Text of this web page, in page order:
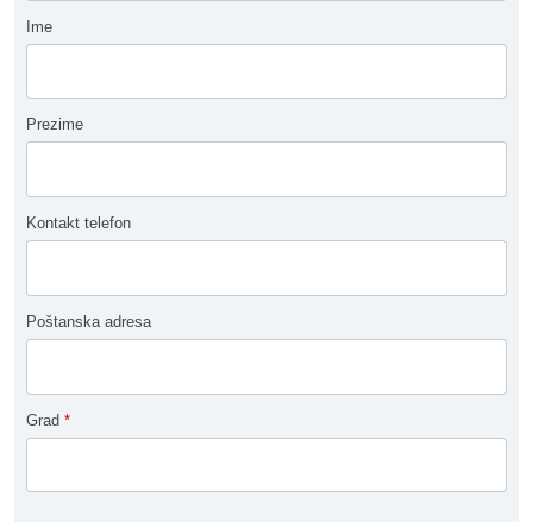
Ime
Prezime
Kontakt telefon
Poštanska adresa
Grad *